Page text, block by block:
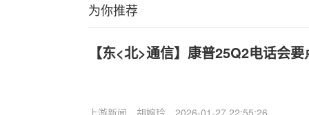
为你推荐
【东<北>通信】康普25Q2电话会要